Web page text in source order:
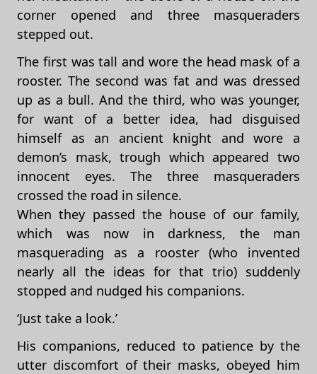
corner opened and three masqueraders
stepped out.
The first was tall and wore the head mask of a
rooster. The second was fat and was dressed
up as a bull. And the third, who was younger,
for want of a better idea, had disguised
himself as an ancient knight and wore a
demon’s mask, trough which appeared two
innocent eyes. The three masqueraders
crossed the road in silence.
When they passed the house of our family,
which was now in darkness, the man
masquerading as a rooster (who invented
nearly all the ideas for that trio) suddenly
stopped and nudged his companions.
‘Just take a look.’
His companions, reduced to patience by the
utter discomfort of their masks, obeyed him